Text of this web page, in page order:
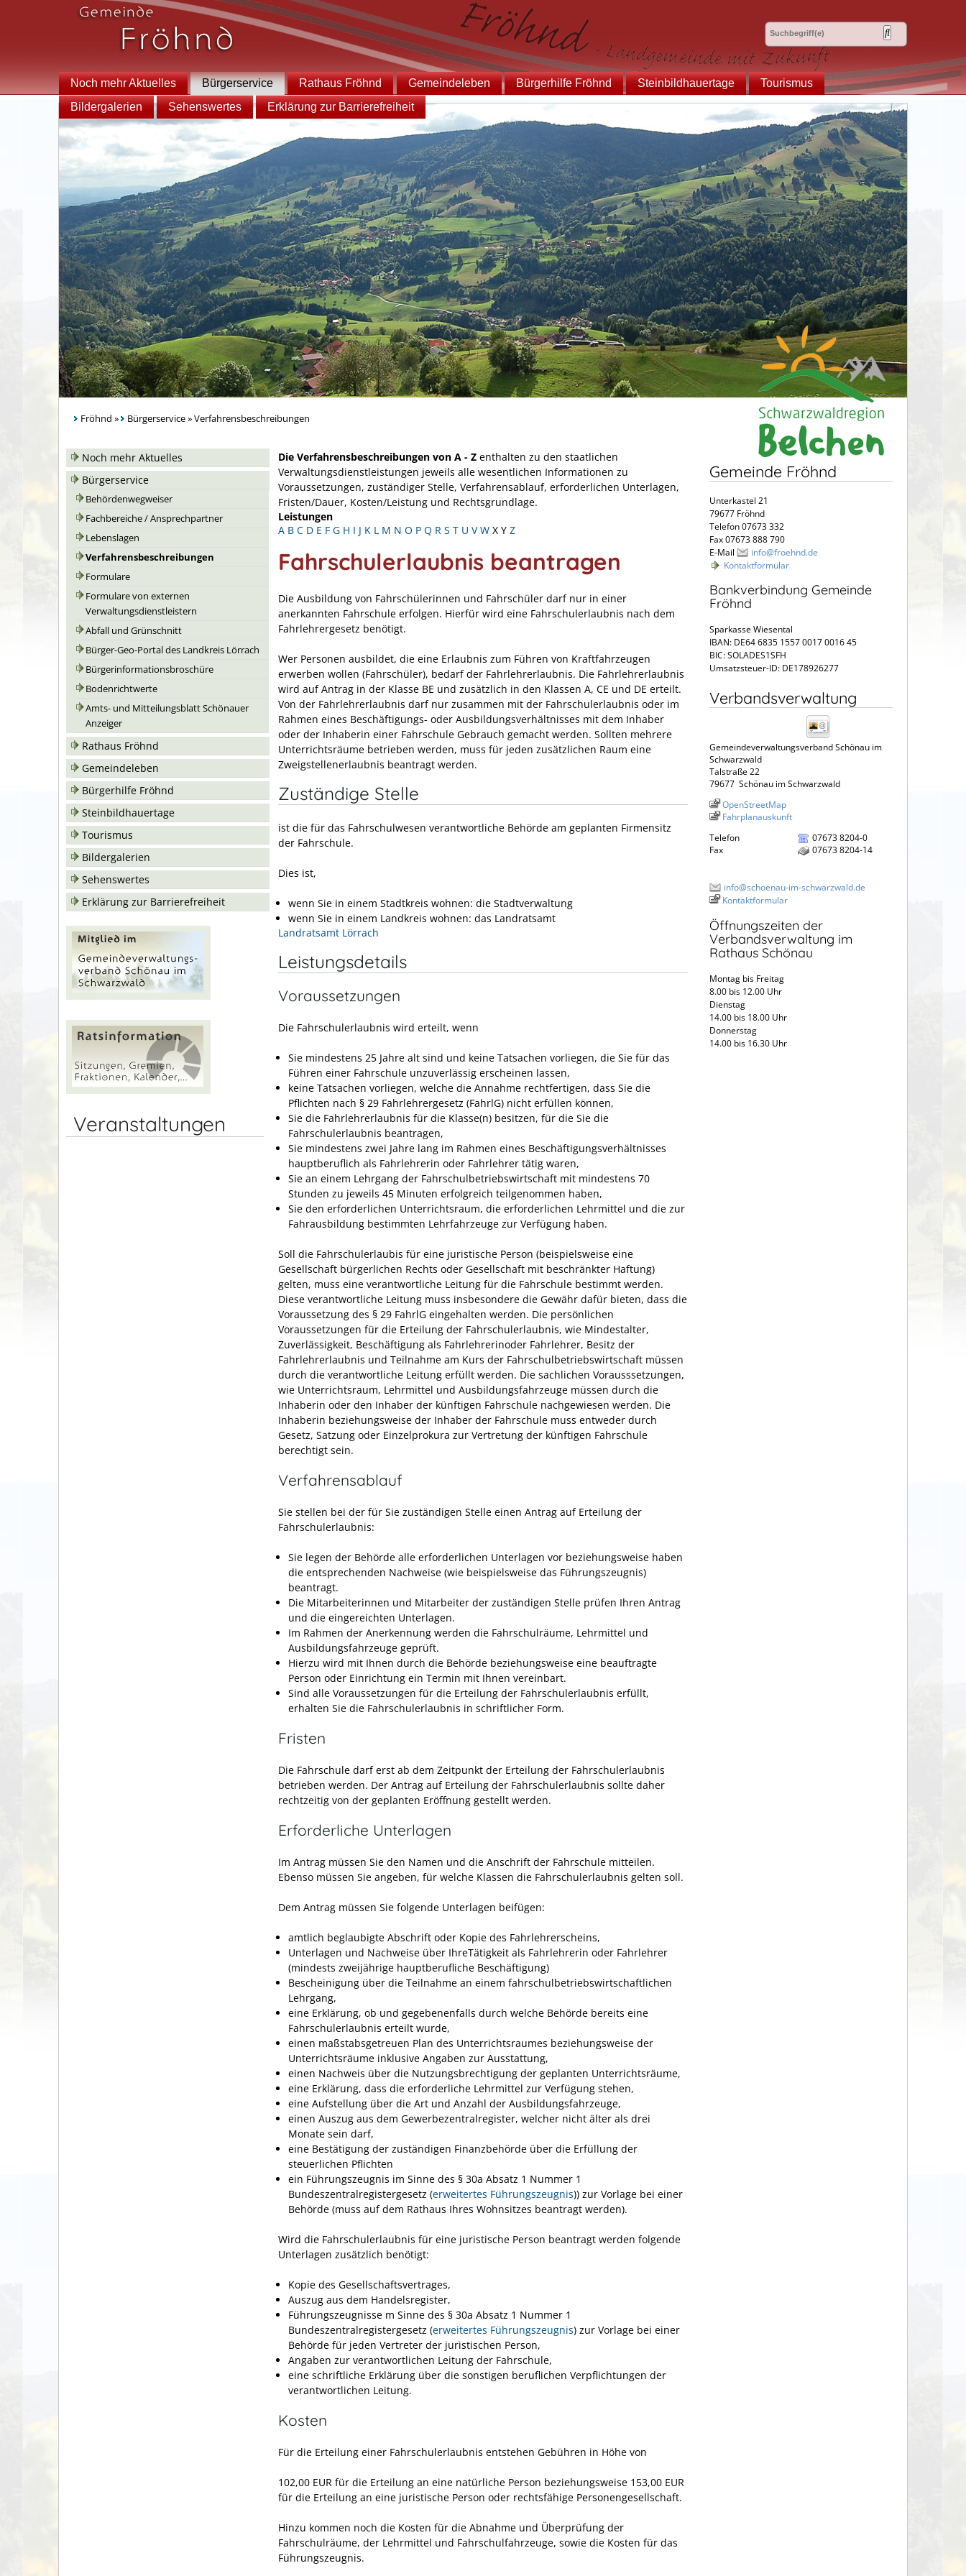
Noch mehr Aktuelles Bürgerservice Rathaus Fröhnd Gemeindeleben Bürgerhilfe Fröhnd Steinbildhauertage
Tourismus
Bildergalerien
Sehenswertes Erklärung zur Barrierefreiheit
Fröhnd » Bürgerservice»Verfahrensbeschreibungen
Noch mehr Aktuelles
Bürgerservice
Behördenwegweiser
Fachbereiche / Ansprechpartner
Lebenslagen
Verfahrensbeschreibungen
Formulare
Formulare von externen
Verwaltungsdienstleistern
Abfall und Grünschnitt
Bürger-Geo-Portal des Landkreis Lörrach
Bürgerinformationsbroschüre
Bodenrichtwerte
Amts- und Mitteilungsblatt Schönauer
Anzeiger
Rathaus Fröhnd
Gemeindeleben
Bürgerhilfe Fröhnd
Steinbildhauertage
Tourismus
Bildergalerien
Sehenswertes
Erklärung zur Barrierefreiheit
Veranstaltungen
Die Verfahrensbeschreibungen von A - Z enthalten zu den staatlichen
Verwaltungsdienstleistungen jeweils alle wesentlichen Informationen zu
Voraussetzungen, zuständiger Stelle, Verfahrensablauf, erforderlichen Unterlagen,
Fristen/Dauer, Kosten/Leistung und Rechtsgrundlage.
Leistungen
A B C D E F G H I J K L M N O P Q R S T U V W X Y Z
Fahrschulerlaubnis beantragen
Die Ausbildung von Fahrschülerinnen und Fahrschüler darf nur in einer
anerkannten Fahrschule erfolgen. Hierfür wird eine Fahrschulerlaubnis nach dem
Fahrlehrergesetz benötigt.
Wer Personen ausbildet, die eine Erlaubnis zum Führen von Kraftfahrzeugen
erwerben wollen (Fahrschüler), bedarf der Fahrlehrerlaubnis. Die Fahrlehrerlaubnis
wird auf Antrag in der Klasse BE und zusätzlich in den Klassen A, CE und DE erteilt.
Von der Fahrlehrerlaubnis darf nur zusammen mit der Fahrschulerlaubnis oder im
Rahmen eines Beschäftigungs- oder Ausbildungsverhältnisses mit dem Inhaber
oder der Inhaberin einer Fahrschule Gebrauch gemacht werden. Sollten mehrere
Unterrichtsräume betrieben werden, muss für jeden zusätzlichen Raum eine
Zweigstellenerlaubnis beantragt werden.
Zuständige Stelle
ist die für das Fahrschulwesen verantwortliche Behörde am geplanten Firmensitz
der Fahrschule.
Dies ist,
wenn Sie in einem Stadtkreis wohnen: die Stadtverwaltung
wenn Sie in einem Landkreis wohnen: das Landratsamt
Landratsamt Lörrach
Leistungsdetails
Voraussetzungen
Die Fahrschulerlaubnis wird erteilt, wenn
Sie mindestens 25 Jahre alt sind und keine Tatsachen vorliegen, die Sie für das
Führen einer Fahrschule unzuverlässig erscheinen lassen,
keine Tatsachen vorliegen, welche die Annahme rechtfertigen, dass Sie die
Pflichten nach § 29 Fahrlehrergesetz (FahrlG) nicht erfüllen können,
Sie die Fahrlehrerlaubnis für die Klasse(n) besitzen, für die Sie die
Fahrschulerlaubnis beantragen,
Sie mindestens zwei Jahre lang im Rahmen eines Beschäftigungsverhältnisses
hauptberuflich als Fahrlehrerin oder Fahrlehrer tätig waren,
Sie an einem Lehrgang der Fahrschulbetriebswirtschaft mit mindestens 70
Stunden zu jeweils 45 Minuten erfolgreich teilgenommen haben,
Sie den erforderlichen Unterrichtsraum, die erforderlichen Lehrmittel und die zur
Fahrausbildung bestimmten Lehrfahrzeuge zur Verfügung haben.
Soll die Fahrschulerlaubis für eine juristische Person (beispielsweise eine
Gesellschaft bürgerlichen Rechts oder Gesellschaft mit beschränkter Haftung)
gelten, muss eine verantwortliche Leitung für die Fahrschule bestimmt werden.
Diese verantwortliche Leitung muss insbesondere die Gewähr dafür bieten, dass die
Voraussetzung des § 29 FahrlG eingehalten werden. Die persönlichen
Voraussetzungen für die Erteilung der Fahrschulerlaubnis, wie Mindestalter,
Zuverlässigkeit, Beschäftigung als Fahrlehrerinoder Fahrlehrer, Besitz der
Fahrlehrerlaubnis und Teilnahme am Kurs der Fahrschulbetriebswirtschaft müssen
durch die verantwortliche Leitung erfüllt werden. Die sachlichen Vorausssetzungen,
wie Unterrichtsraum, Lehrmittel und Ausbildungsfahrzeuge müssen durch die
Inhaberin oder den Inhaber der künftigen Fahrschule nachgewiesen werden. Die
Inhaberin beziehungsweise der Inhaber der Fahrschule muss entweder durch
Gesetz, Satzung oder Einzelprokura zur Vertretung der künftigen Fahrschule
berechtigt sein.
Verfahrensablauf
Sie stellen bei der für Sie zuständigen Stelle einen Antrag auf Erteilung der
Fahrschulerlaubnis:
Sie legen der Behörde alle erforderlichen Unterlagen vor beziehungsweise haben
die entsprechenden Nachweise (wie beispielsweise das Führungszeugnis)
beantragt.
Die Mitarbeiterinnen und Mitarbeiter der zuständigen Stelle prüfen Ihren Antrag
und die eingereichten Unterlagen.
Im Rahmen der Anerkennung werden die Fahrschulräume, Lehrmittel und
Ausbildungsfahrzeuge geprüft.
Hierzu wird mit Ihnen durch die Behörde beziehungsweise eine beauftragte
Person oder Einrichtung ein Termin mit Ihnen vereinbart.
Sind alle Voraussetzungen für die Erteilung der Fahrschulerlaubnis erfüllt,
erhalten Sie die Fahrschulerlaubnis in schriftlicher Form.
Fristen
Die Fahrschule darf erst ab dem Zeitpunkt der Erteilung der Fahrschulerlaubnis
betrieben werden. Der Antrag auf Erteilung der Fahrschulerlaubnis sollte daher
rechtzeitig von der geplanten Eröffnung gestellt werden.
Erforderliche Unterlagen
Im Antrag müssen Sie den Namen und die Anschrift der Fahrschule mitteilen.
Ebenso müssen Sie angeben, für welche Klassen die Fahrschulerlaubnis gelten soll.
Dem Antrag müssen Sie folgende Unterlagen beifügen:
amtlich beglaubigte Abschrift oder Kopie des Fahrlehrerscheins,
Unterlagen und Nachweise über IhreTätigkeit als Fahrlehrerin oder Fahrlehrer
(mindests zweijährige hauptberufliche Beschäftigung)
Bescheinigung über die Teilnahme an einem fahrschulbetriebswirtschaftlichen
Lehrgang,
eine Erklärung, ob und gegebenenfalls durch welche Behörde bereits eine
Fahrschulerlaubnis erteilt wurde,
einen maßstabsgetreuen Plan des Unterrichtsraumes beziehungsweise der
Unterrichtsräume inklusive Angaben zur Ausstattung,
einen Nachweis über die Nutzungsbrechtigung der geplanten Unterrichtsräume,
eine Erklärung, dass die erforderliche Lehrmittel zur Verfügung stehen,
eine Aufstellung über die Art und Anzahl der Ausbildungsfahrzeuge,
einen Auszug aus dem Gewerbezentralregister, welcher nicht älter als drei
Monate sein darf,
eine Bestätigung der zuständigen Finanzbehörde über die Erfüllung der
steuerlichen Pflichten
ein Führungszeugnis im Sinne des § 30a Absatz 1 Nummer 1
Bundeszentralregistergesetz (erweitertes Führungszeugnis)) zur Vorlage bei einer
Behörde (muss auf dem Rathaus Ihres Wohnsitzes beantragt werden).
Wird die Fahrschulerlaubnis für eine juristische Person beantragt werden folgende
Unterlagen zusätzlich benötigt:
Kopie des Gesellschaftsvertrages,
Auszug aus dem Handelsregister,
Führungszeugnisse m Sinne des § 30a Absatz 1 Nummer 1
Bundeszentralregistergesetz (erweitertes Führungszeugnis) zur Vorlage bei einer
Behörde für jeden Vertreter der juristischen Person,
Angaben zur verantwortlichen Leitung der Fahrschule,
eine schriftliche Erklärung über die sonstigen beruflichen Verpflichtungen der
verantwortlichen Leitung.
Kosten
Für die Erteilung einer Fahrschulerlaubnis entstehen Gebühren in Höhe von
102,00 EUR für die Erteilung an eine natürliche Person beziehungsweise 153,00 EUR
für die Erteilung an eine juristische Person oder rechtsfähige Personengesellschaft.
Hinzu kommen noch die Kosten für die Abnahme und Überprüfung der
Fahrschulräume, der Lehrmittel und Fahrschulfahrzeuge, sowie die Kosten für das
Führungszeugnis.
Gemeinde Fröhnd
Unterkastel 21
79677 Fröhnd
Telefon 07673 332
Fax 07673 888 790
E-Mail
info@froehnd.de
Kontaktformular
Bankverbindung Gemeinde
Fröhnd
Sparkasse Wiesental
IBAN: DE64 6835 1557 0017 0016 45
BIC: SOLADES1SFH
Umsatzsteuer-ID: DE178926277
Verbandsverwaltung
Gemeindeverwaltungsverband Schönau im
Schwarzwald
Talstraße 22
79677 Schönau im Schwarzwald
OpenStreetMap
Fahrplanauskunft
Telefon
07673 8204-0
Fax
07673 8204-14
info@schoenau-im-schwarzwald.de
Kontaktformular
Öffnungszeiten der
Verbandsverwaltung im
Rathaus Schönau
Montag bis Freitag
8.00 bis 12.00 Uhr
Dienstag
14.00 bis 18.00 Uhr
Donnerstag
14.00 bis 16.30 Uhr